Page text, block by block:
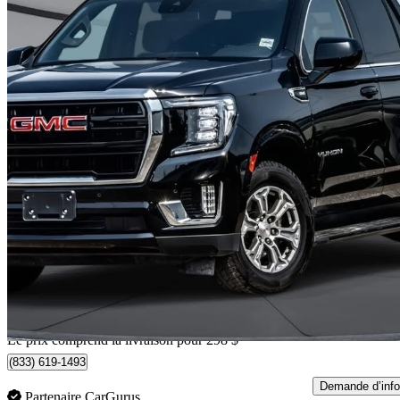
2023 GMC Yukon
SLE 4WD113 385 km
55 293 $ Affaire
970 $/mois env.
Livraison à domicile de Taber, AB
Le prix comprend la livraison pour 298 $
(833) 619-1493
Partenaire CarGurus
Demande d’info